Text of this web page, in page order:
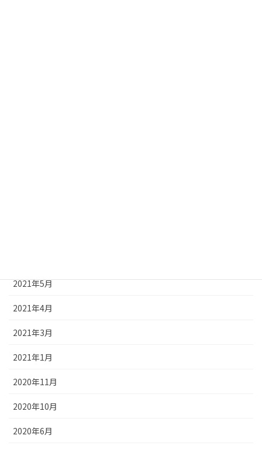
2021年5月
2021年4月
2021年3月
2021年1月
2020年11月
2020年10月
2020年6月